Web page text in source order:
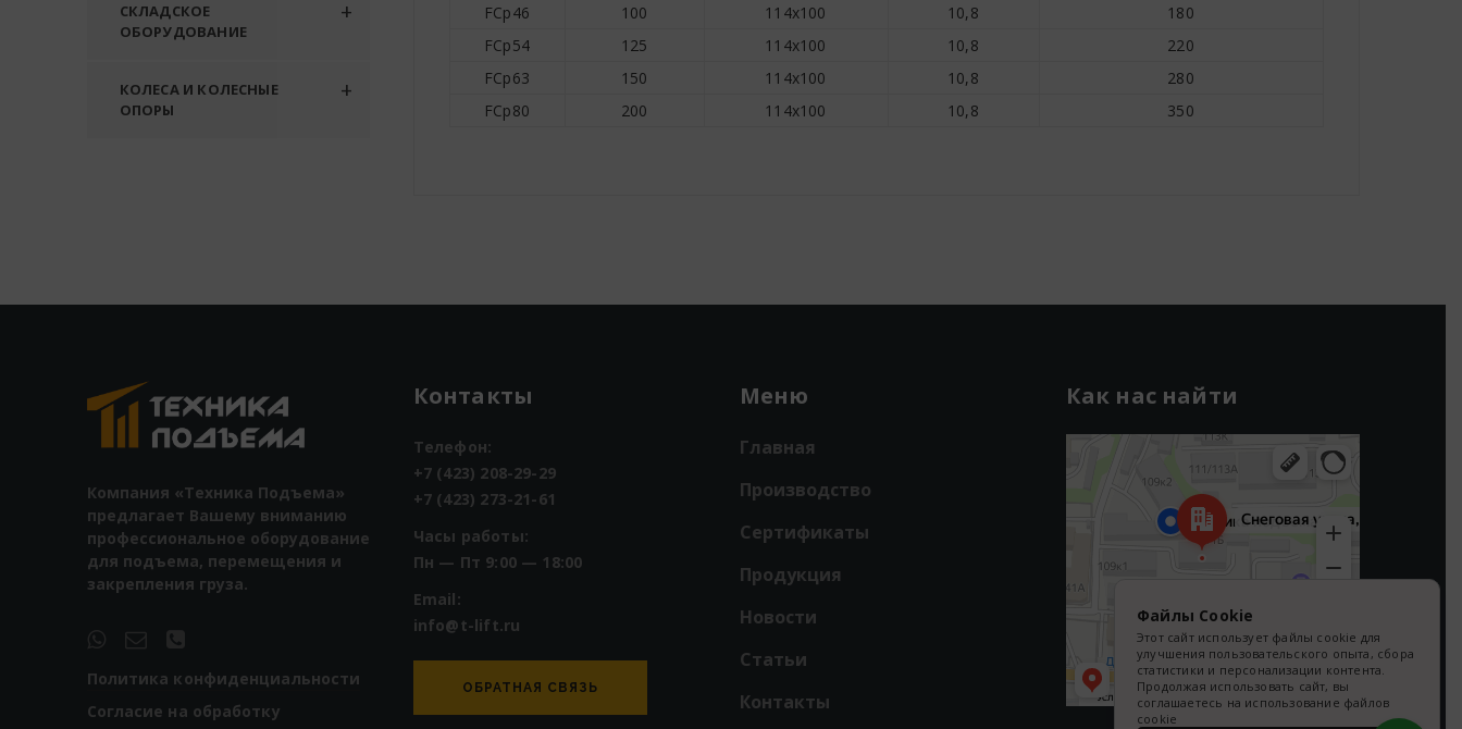
СКЛАДСКОЕ
ОБОРУДОВАНИЕ
КОЛЕСА И КОЛЕСНЫЕ
ОПОРЫ
FCp46
100 114х100 10,8
180
FCp54
125 114х100 10,8
220
FCp63
150 114х100 10,8
280
FCp80
200 114х100 10,8 350
Компания «Техника Подъема»
предлагает Вашему вниманию
профессиональное оборудование
для подъема, перемещения и
закрепления груза.
Политика конфиденциальности
Согласие на обработку
Контакты
Телефон:
+7 (423) 208-29-29
+7 (423) 273-21-61
Часы работы:
Пн — Пт 9:00 — 18:00
Email:
info@t-lift.ru
ОБРАТНАЯ СВЯЗЬ
Меню
Главная
Производство
Сертификаты
Продукция
Новости
Статьи
Контакты
Как нас найти
Снеговая улица, 109к3 — Яндекс Карты
Файлы Cookie
Этот сайт использует файлы cookie для
улучшения пользовательского опыта, сбора
статистики и персонализации контента.
Продолжая использовать сайт, вы
соглашаетесь на использование файлов
cookie